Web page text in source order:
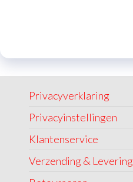
Privacyverklaring
Privacyinstellingen
Klantenservice
Verzending & Levering